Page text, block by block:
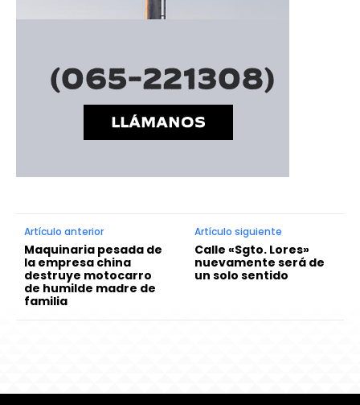
Artículo anterior
Maquinaria pesada de
la empresa china
destruye motocarro
de humilde madre de
familia
Artículo siguiente
Calle «Sgto. Lores»
nuevamente será de
un solo sentido